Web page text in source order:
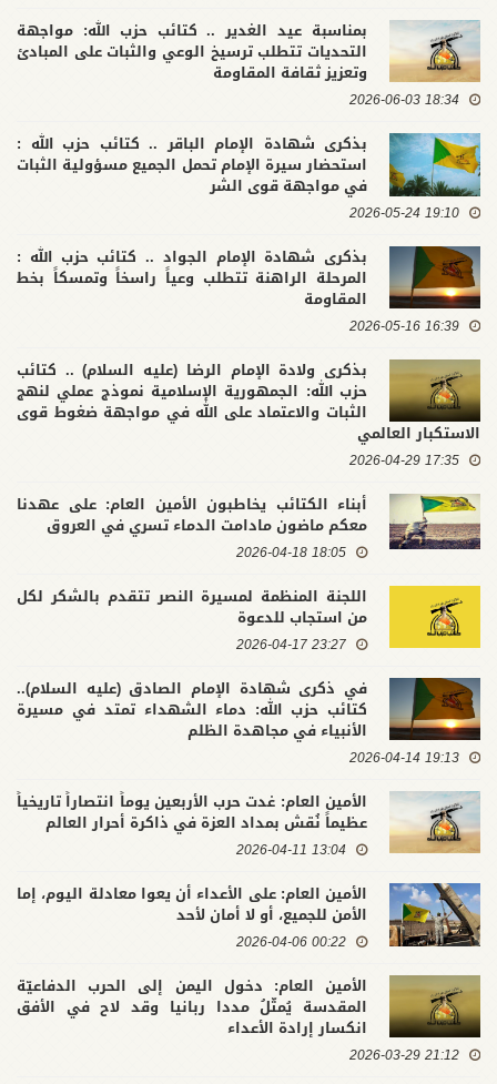
بمناسبة عيد الغدير .. كتائب حزب الله: مواجهة
التحديات تتطلب ترسيخ الوعي والثبات على المبادئ
وتعزيز ثقافة المقاومة
18:34 2026-06-03
بذكرى شهادة الإمام الباقر .. كتائب حزب الله :
استحضار سيرة الإمام تحمل الجميع مسؤولية الثبات
في مواجهة قوى الشر
19:10 2026-05-24
بذكرى شهادة الإمام الجواد .. كتائب حزب الله :
المرحلة الراهنة تتطلب وعياً راسخاً وتمسكاً بخط
المقاومة
16:39 2026-05-16
بذكرى ولادة الإمام الرضا (عليه السلام) .. كتائب
حزب الله: الجمهورية الإسلامية نموذج عملي لنهج
الثبات والاعتماد على الله في مواجهة ضغوط قوى
الاستكبار العالمي
17:35 2026-04-29
أبناء الكتائب يخاطبون الأمين العام: على عهدنا
معكم ماضون مادامت الدماء تسري في العروق
18:05 2026-04-18
اللجنة المنظمة لمسيرة النصر تتقدم بالشكر لكل
من استجاب للدعوة
23:27 2026-04-17
في ذكرى شهادة الإمام الصادق (عليه السلام)..
كتائب حزب الله: دماء الشهداء تمتد في مسيرة
الأنبياء في مجاهدة الظلم
19:13 2026-04-14
الأمين العام: غدت حرب الأربعين يوماً انتصاراً تاريخياً
عظيماً نُقش بمداد العزة في ذاكرة أحرار العالم
13:04 2026-04-11
الأمين العام: على الأعداء أن يعوا معادلة اليوم، إما
الأمن للجميع، أو لا أمان لأحد
00:22 2026-04-06
الأمين العام: دخول اليمن إلى الحرب الدفاعيّة
المقدسة يُمثّلُ مددا ربانيا وقد لاح في الأفق
انكسار إرادة الأعداء
21:12 2026-03-29